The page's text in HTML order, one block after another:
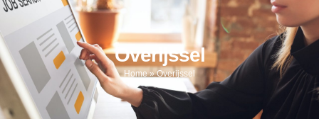
Overijssel
Home»Overijssel